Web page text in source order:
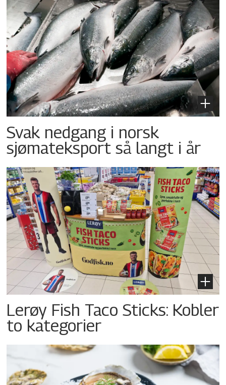
Svak nedgang i norsk
sjømateksport så langt i år
Lerøy Fish Taco Sticks: Kobler
to kategorier